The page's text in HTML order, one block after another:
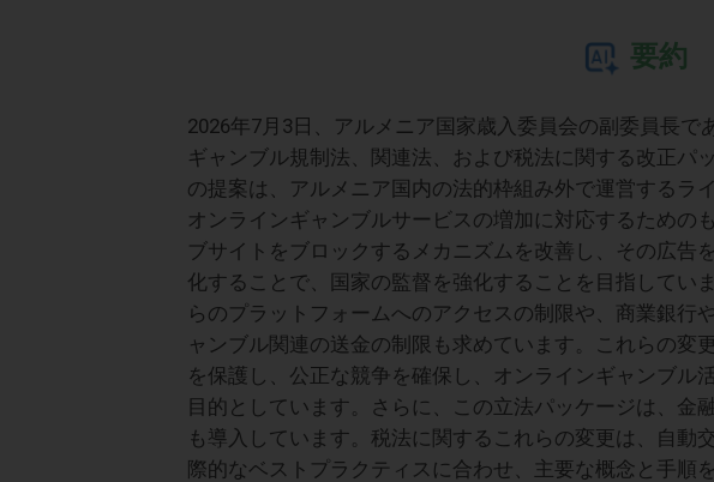
要約
2026年7月3日、アルメニア国家歳入委員会の副委員長で
ギャンブル規制法、関連法、および税法に関する改正パ
の提案は、アルメニア国内の法的枠組み外で運営するラ
オンラインギャンブルサービスの増加に対応するための
ブサイトをブロックするメカニズムを改善し、その広告
化することで、国家の監督を強化することを目指してい
らのプラットフォームへのアクセスの制限や、商業銀行
ャンブル関連の送金の制限も求めています。これらの変
を保護し、公正な競争を確保し、オンラインギャンブル
目的としています。さらに、この立法パッケージは、金
も導入しています。税法に関するこれらの変更は、自動
際的なベストプラクティスに合わせ、主要な概念と手順